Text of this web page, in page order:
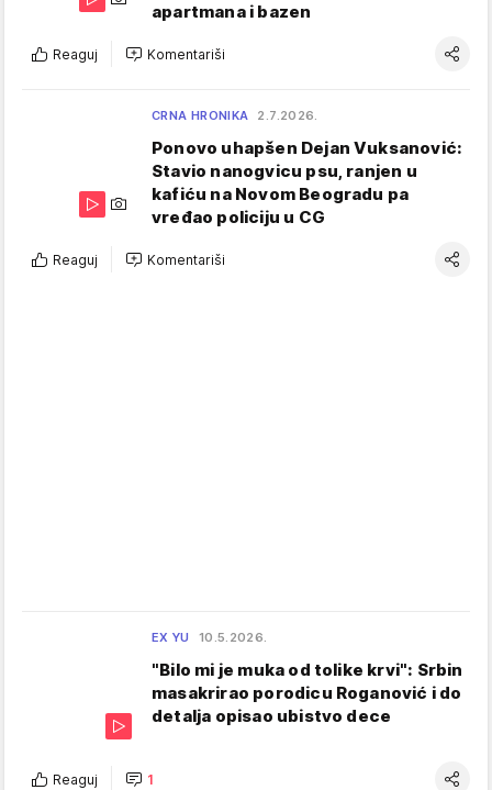
apartmana i bazen
Reaguj Komentariši
CRNA HRONIKA 2.7.2026.
Ponovo uhapšen Dejan Vuksanović:
Stavio nanogvicu psu, ranjen u
kafiću na Novom Beogradu pa
vređao policiju u CG
Reaguj Komentariši
EX YU 10.5.2026.
"Bilo mi je muka od tolike krvi": Srbin
masakrirao porodicu Roganović i do
detalja opisao ubistvo dece
Reaguj 1